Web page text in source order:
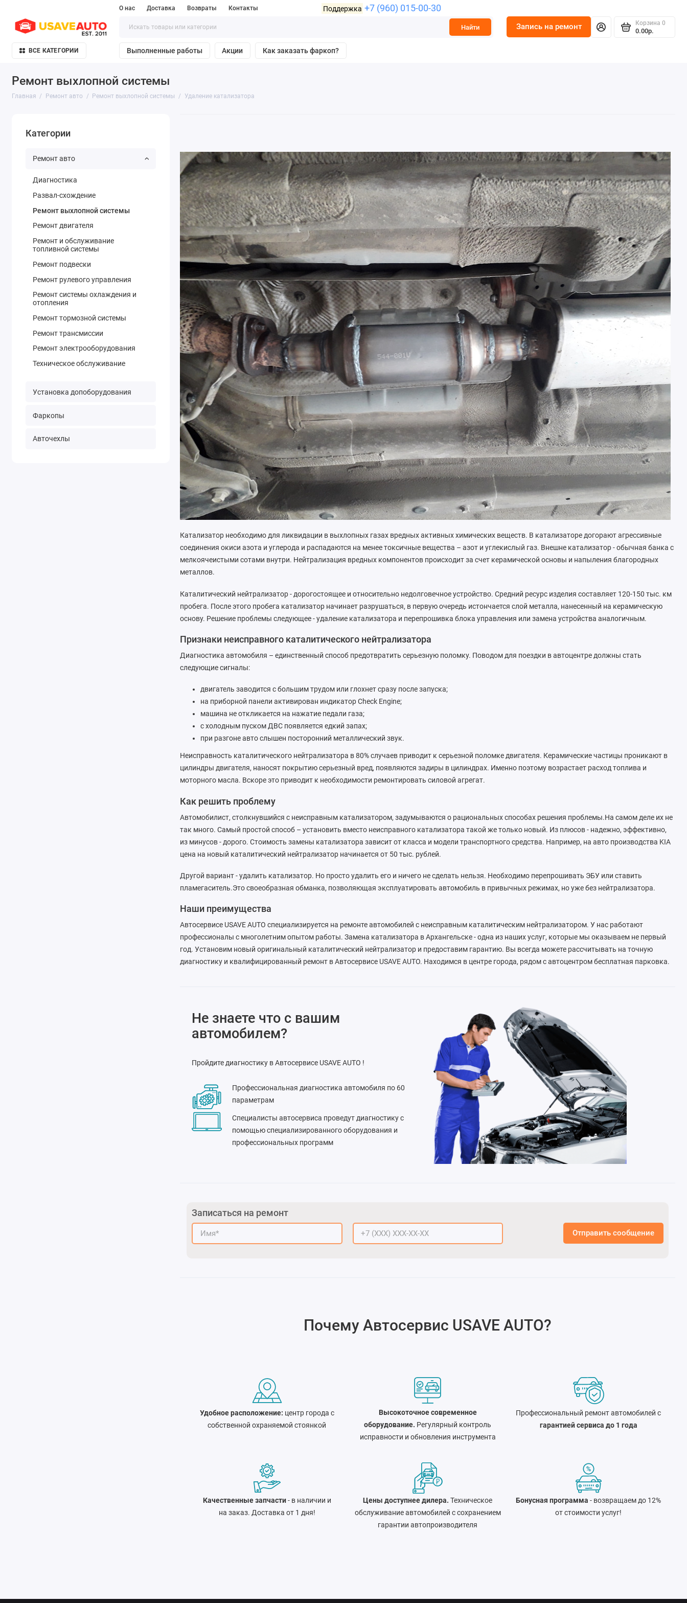
О нас Доставка Возвраты Контакты Поддержка +7 (960) 015-00-30
Найти Запись на ремонт Корзина 0
0.00р.
ВСЕ КАТЕГОРИИ Выполненные работы Акции Как заказать фаркоп?
Ремонт выхлопной системы
Главная Ремонт авто Ремонт выхлопной системы Удаление катализатора
Категории
Ремонт авто
Диагностика
Развал-схождение
Ремонт выхлопной системы
Ремонт двигателя
Ремонт и обслуживание
топливной системы
Ремонт подвески
Ремонт рулевого управления
Ремонт системы охлаждения и
отопления
Ремонт тормозной системы
Ремонт трансмиссии
Ремонт электрооборудования
Техническое обслуживание
Установка допоборудования
Фаркопы
Авточехлы
Катализатор необходимо для ликвидации в выхлопных газах вредных активных химических веществ. В катализаторе догорают агрессивные
соединения окиси азота и углерода и распадаются на менее токсичные вещества – азот и углекислый газ. Внешне катализатор - обычная банка с
мелкоячеистыми сотами внутри. Нейтрализация вредных компонентов происходит за счет керамической основы и напыления благородных
металлов.
Каталитический нейтрализатор - дорогостоящее и относительно недолговечное устройство. Средний ресурс изделия составляет 120-150 тыс. км
пробега. После этого пробега катализатор начинает разрушаться, в первую очередь истончается слой металла, нанесенный на керамическую
основу. Решение проблемы следующее - удаление катализатора и перепрошивка блока управления или замена устройства аналогичным.
Признаки неисправного каталитического нейтрализатора
Диагностика автомобиля – единственный способ предотвратить серьезную поломку. Поводом для поездки в автоцентре должны стать
следующие сигналы:
двигатель заводится с большим трудом или глохнет сразу после запуска;
на приборной панели активирован индикатор Check Engine;
машина не откликается на нажатие педали газа;
с холодным пуском ДВС появляется едкий запах;
при разгоне авто слышен посторонний металлический звук.
Неисправность каталитического нейтрализатора в 80% случаев приводит к серьезной поломке двигателя. Керамические частицы проникают в
цилиндры двигателя, наносят покрытию серьезный вред, появляются задиры в цилиндрах. Именно поэтому возрастает расход топлива и
моторного масла. Вскоре это приводит к необходимости ремонтировать силовой агрегат.
Как решить проблему
Автомобилист, столкнувшийся с неисправным катализатором, задумываются о рациональных способах решения проблемы.На самом деле их не
так много. Самый простой способ – установить вместо неисправного катализатора такой же только новый. Из плюсов - надежно, эффективно,
из минусов - дорого. Стоимость замены катализатора зависит от класса и модели транспортного средства. Например, на авто производства KIA
цена на новый каталитический нейтрализатор начинается от 50 тыс. рублей.
Другой вариант - удалить катализатор. Но просто удалить его и ничего не сделать нельзя. Необходимо перепрошивать ЭБУ или ставить
пламегаситель.Это своеобразная обманка, позволяющая эксплуатировать автомобиль в привычных режимах, но уже без нейтрализатора.
Наши преимущества
Автосервисе USAVE AUTO специализируется на ремонте автомобилей с неисправным каталитическим нейтрализатором. У нас работают
профессионалы с многолетним опытом работы. Замена катализатора в Архангельске - одна из наших услуг, которые мы оказываем не первый
год. Установим новый оригинальный каталитический нейтрализатор и предоставим гарантию. Вы всегда можете рассчитывать на точную
диагностику и квалифицированный ремонт в Автосервисе USAVE AUTO. Находимся в центре города, рядом с автоцентром бесплатная парковка.
Не знаете что с вашим
автомобилем?
Пройдите диагностику в Автосервисе USAVE AUTO !
Профессиональная диагностика автомобиля по 60
параметрам
Специалисты автосервиса проведут диагностику с
помощью специализированного оборудования и
профессиональных программ
Записаться на ремонт
Отправить сообщение
ПочемуАвтосервис USAVE AUTO?
Удобное расположение: центр города c
собственной охраняемой стоянкой
Высокоточное современное
оборудование. Регулярный контроль
исправности и обновления инструмента
Профессиональный ремонт автомобилей с
гарантией сервиса до 1 года
Качественные запчасти- в наличии и
на заказ. Доставка от 1 дня!
Цены доступнее дилера. Техническое
обслуживание автомобилей с сохранением
гарантии автопроизводителя
Бонусная программа - возвращаем до 12%
от стоимости услуг!